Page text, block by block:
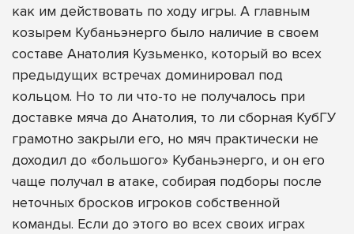
как им действовать по ходу игры. А главным
козырем Кубаньэнерго было наличие в своем
составе Анатолия Кузьменко, который во всех
предыдущих встречах доминировал под
кольцом. Но то ли что-то не получалось при
доставке мяча до Анатолия, то ли сборная КубГУ
грамотно закрыли его, но мяч практически не
доходил до «большого» Кубаньэнерго, и он его
чаще получал в атаке, собирая подборы после
неточных бросков игроков собственной
команды. Если до этого во всех своих играх